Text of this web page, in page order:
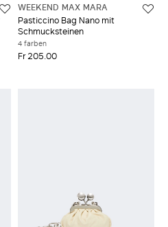
WEEKEND MAX MARA
Pasticcino Bag Nano mit
Schmucksteinen
4 farben
Fr 205.00